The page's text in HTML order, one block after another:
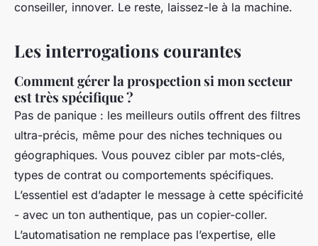
conseiller, innover. Le reste, laissez-le à la machine.
Les interrogations courantes
Comment gérer la prospection si mon secteur
est très spécifique ?
Pas de panique : les meilleurs outils offrent des filtres
ultra-précis, même pour des niches techniques ou
géographiques. Vous pouvez cibler par mots-clés,
types de contrat ou comportements spécifiques.
L’essentiel est d’adapter le message à cette spécificité
- avec un ton authentique, pas un copier-coller.
L’automatisation ne remplace pas l’expertise, elle